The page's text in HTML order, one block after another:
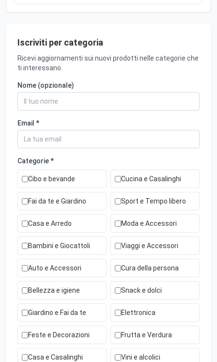
Iscriviti per categoria
Ricevi aggiornamenti sui nuovi prodotti nelle categorie che
ti interessano.
Nome (opzionale)
Email *
Categorie *
Cibo e bevande Cucina e Casalinghi
Fai da te e Giardino Sport e Tempo libero
Casa e Arredo Moda e Accessori
Bambini e Giocattoli Viaggi e Accessori
Auto e Accessori Cura della persona
Bellezza e igiene Snack e dolci
Giardino e Fai da te Elettronica
Feste e Decorazioni Frutta e Verdura
Casa e Casalinghi Vini e alcolici